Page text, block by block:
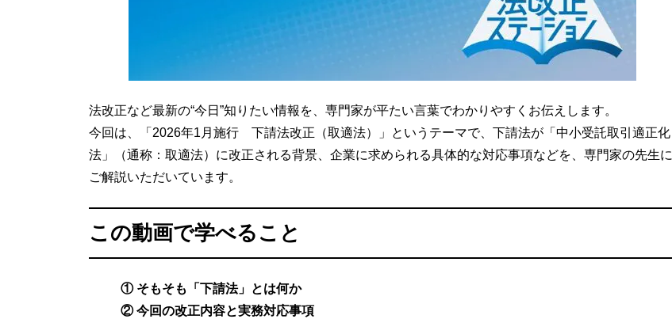
法改正など最新の“今日”知りたい情報を、専門家が平たい言葉でわかりやすくお伝えします。
今回は、「2026年1月施行 下請法改正（取適法）」というテーマで、下請法が「中小受託取引適正化
法」（通称：取適法）に改正される背景、企業に求められる具体的な対応事項などを、専門家の先生に
ご解説いただいています。
この動画で学べること
① そもそも「下請法」とは何か
② 今回の改正内容と実務対応事項